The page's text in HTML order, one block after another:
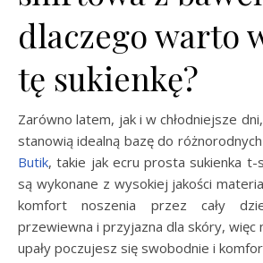
dlaczego warto
tę sukienkę?
Zarówno latem, jak i w chłodniejsze
stanowią idealną bazę do
Butik, takie jak ecru prosta sukienka t-
są wykonane z wysokiej jakości
komfort noszenia przez cały
przewiewna i przyjazna dla skóry, więc
upały poczujesz się swobodnie i